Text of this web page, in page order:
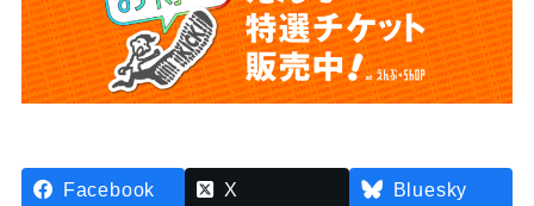
Facebook X Bluesky